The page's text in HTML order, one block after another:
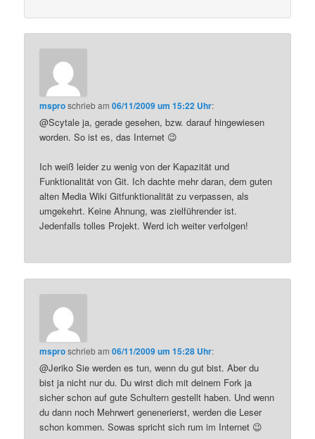
msproschriebam06/11/2009 um 15:22 Uhr:
@Scytale ja, gerade gesehen, bzw. darauf hingewiesen
worden. So ist es, das Internet 😉
Ich weiß leider zu wenig von der Kapazität und
Funktionalität von Git. Ich dachte mehr daran, dem guten
alten Media Wiki Gitfunktionalität zu verpassen, als
umgekehrt. Keine Ahnung, was zielführender ist.
Jedenfalls tolles Projekt. Werd ich weiter verfolgen!
msproschriebam06/11/2009 um 15:28 Uhr:
@Jeriko Sie werden es tun, wenn du gut bist. Aber du
bist ja nicht nur du. Du wirst dich mit deinem Fork ja
sicher schon auf gute Schultern gestellt haben. Und wenn
du dann noch Mehrwert genenerierst, werden die Leser
schon kommen. Sowas spricht sich rum im Internet 😉